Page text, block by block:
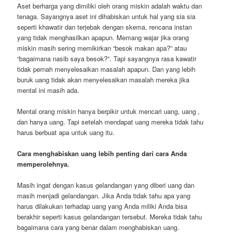
Aset berharga yang dimiliki oleh orang miskin adalah waktu dan
tenaga. Sayangnya aset ini dihabiskan untuk hal yang sia sia
seperti khawatir dan terjebak dengan skema, rencana instan
yang tidak menghasilkan apapun. Memang wajar jika orang
miskin masih sering memikirkan “besok makan apa?” atau
“bagaimana nasib saya besok?”. Tapi sayangnya rasa kawatir
tidak pernah menyelesaikan masalah apapun. Dan yang lebih
buruk uang tidak akan menyelesaikan masalah mereka jika
mental ini masih ada.
Mental orang miskin hanya berpikir untuk mencari uang, uang ,
dan hanya uang. Tapi setelah mendapat uang mereka tidak tahu
harus berbuat apa untuk uang itu.
Cara menghabiskan uang lebih penting dari cara Anda
memperolehnya.
Masih ingat dengan kasus gelandangan yang diberi uang dan
masih menjadi gelandangan. Jika Anda tidak tahu apa yang
harus dilakukan terhadap uang yang Anda miliki Anda bisa
berakhir seperti kasus gelandangan tersebut. Mereka tidak tahu
bagaimana cara yang benar dalam menghabiskan uang.